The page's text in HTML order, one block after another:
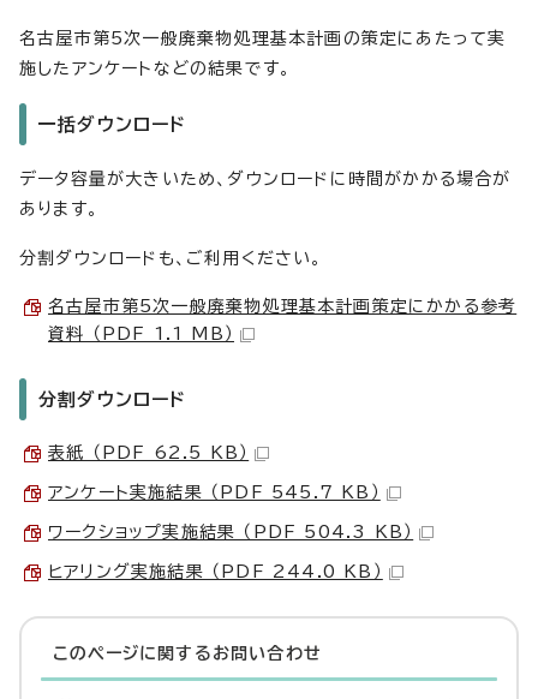
名古屋市第5次一般廃棄物処理基本計画の策定にあたって実
施したアンケートなどの結果です。
一括ダウンロード
データ容量が大きいため、ダウンロードに時間がかかる場合が
あります。
分割ダウンロードも、ご利用ください。
名古屋市第5次一般廃棄物処理基本計画策定にかかる参考
資料 （PDF 1.1 MB）
分割ダウンロード
表紙 （PDF 62.5 KB）
アンケート実施結果 （PDF 545.7 KB）
ワークショップ実施結果 （PDF 504.3 KB）
ヒアリング実施結果 （PDF 244.0 KB）
このページに関する お問い合わせ